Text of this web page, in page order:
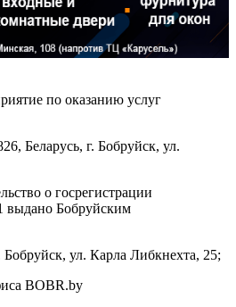
по оказанию услуг
Беларусь, г. Бобруйск, ул.
о госрегистрации
выдано Бобруйским
Бобруйск, ул. Карла Либкнехта, 25;
BOBR.by